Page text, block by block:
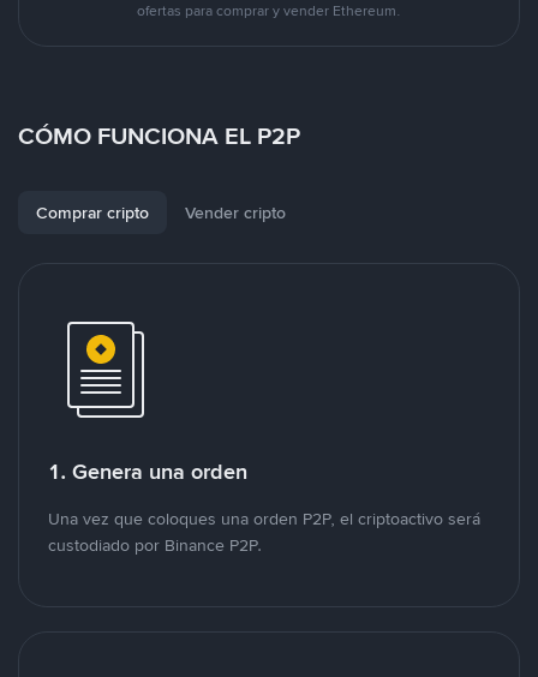
ofertas para comprar y vender Ethereum.
CÓMO FUNCIONA EL P2P
Comprar cripto Vender cripto
1. Genera una orden
Una vez que coloques una orden P2P, el criptoactivo será
custodiado por Binance P2P.